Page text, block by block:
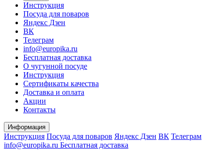
Инструкция
Посуда для поваров
Яндекс Дзен
ВК
Телеграм
info@europika.ru
Бесплатная доставка
О чугунной посуде
Инструкция
Сертификаты качества
Доставка и оплата
Акции
Контакты
Информация
Инструкция Посуда для поваров Яндекс Дзен ВК Телеграм
info@europika.ru Бесплатная доставка